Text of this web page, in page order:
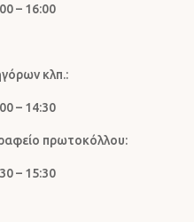
– 16:00
κλπ.:
– 14:30
πρωτοκόλλου:
– 15:30